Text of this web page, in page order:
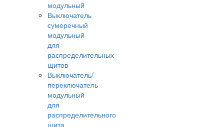
модульный
Выключатель
сумеречный
модульный
для
распределительных
щитов
Выключатель/
переключатель
модульный
для
распределительного
щита